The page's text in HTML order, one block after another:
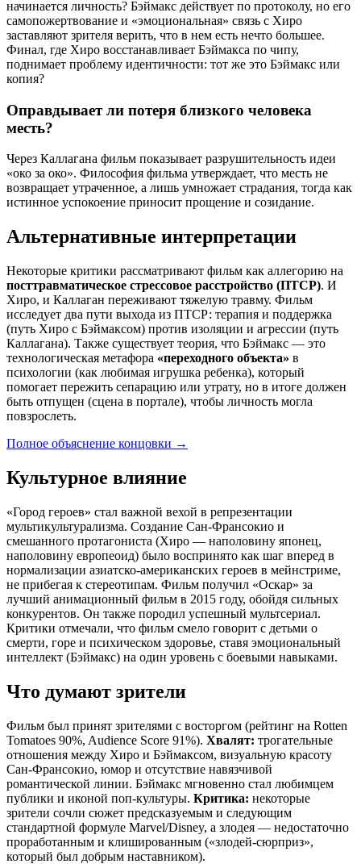
начинается личность? Бэймакс действует по протоколу, но его
самопожертвование и «эмоциональная» связь с Хиро
заставляют зрителя верить, что в нем есть нечто большее.
Финал, где Хиро восстанавливает Бэймакса по чипу,
поднимает проблему идентичности: тот же это Бэймакс или
копия?
Оправдывает ли потеря близкого человека
месть?
Через Каллагана фильм показывает разрушительность идеи
«око за око». Философия фильма утверждает, что месть не
возвращает утраченное, а лишь умножает страдания, тогда как
истинное успокоение приносит прощение и созидание.
Альтернативные интерпретации
Некоторые критики рассматривают фильм как аллегорию на
посттравматическое стрессовое расстройство (ПТСР). И
Хиро, и Каллаган переживают тяжелую травму. Фильм
исследует два пути выхода из ПТСР: терапия и поддержка
(путь Хиро с Бэймаксом) против изоляции и агрессии (путь
Каллагана). Также существует теория, что Бэймакс — это
технологическая метафора «переходного объекта» в
психологии (как любимая игрушка ребенка), который
помогает пережить сепарацию или утрату, но в итоге должен
быть отпущен (сцена в портале), чтобы личность могла
повзрослеть.
Полное объяснение концовки →
Культурное влияние
«Город героев» стал важной вехой в репрезентации
мультикультурализма. Создание Сан-Франсокио и
смешанного протагониста (Хиро — наполовину японец,
наполовину европеоид) было воспринято как шаг вперед в
нормализации азиатско-американских героев в мейнстриме,
не прибегая к стереотипам. Фильм получил «Оскар» за
лучший анимационный фильм в 2015 году, обойдя сильных
конкурентов. Он также породил успешный мультсериал.
Критики отмечали, что фильм смело говорит с детьми о
смерти, горе и психическом здоровье, ставя эмоциональный
интеллект (Бэймакс) на один уровень с боевыми навыками.
Что думают зрители
Фильм был принят зрителями с восторгом (рейтинг на Rotten
Tomatoes 90%, Audience Score 91%). Хвалят: трогательные
отношения между Хиро и Бэймаксом, визуальную красоту
Сан-Франсокио, юмор и отсутствие навязчивой
романтической линии. Бэймакс мгновенно стал любимцем
публики и иконой поп-культуры. Критика: некоторые
зрители сочли сюжет предсказуемым и следующим
стандартной формуле Marvel/Disney, а злодея — недостаточно
проработанным и клишированным («злодей-сюрприз»,
который был добрым наставником).